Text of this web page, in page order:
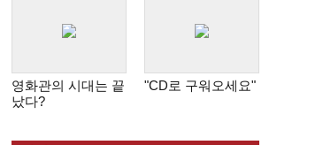
영화관의 시대는 끝
났다?
"CD로 구워오세요"